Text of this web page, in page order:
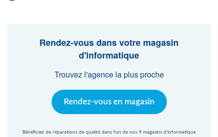
Rendez-vous dans votre magasin
d'informatique
Trouvez l'agence la plus proche
Rendez-vous en magasin
Bénéficiez de réparations de qualité dans l'un de nos 9 magasins d'informatique